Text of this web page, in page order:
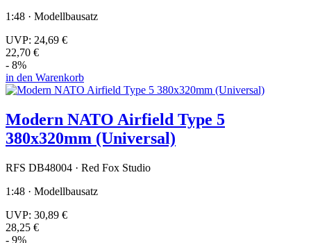
1:48 · Modellbausatz
UVP: 24,69 €
22,70 €
- 8%
in den Warenkorb
Modern NATO Airfield Type 5
380x320mm (Universal)
RFS DB48004 · Red Fox Studio
1:48 · Modellbausatz
UVP: 30,89 €
28,25 €
- 9%